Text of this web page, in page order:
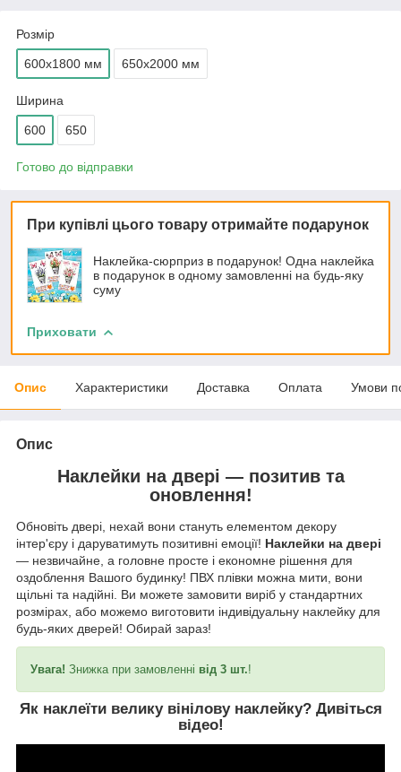
Розмір
600х1800 мм 650х2000 мм
Ширина
600 650
Готово до відправки
При купівлі цього товару отримайте подарунок
Наклейка-сюрприз в подарунок! Одна наклейка
в подарунок в одному замовленні на будь-яку
суму
Приховати
Опис Характеристики Доставка Оплата Умови
Опис
Наклейки на двері — позитив та
оновлення!
Обновіть двері, нехай вони стануть елементом декору
інтер'єру і даруватимуть позитивні емоції! Наклейки на двері
— незвичайне, а головне просте і економне рішення для
оздоблення Вашого будинку! ПВХ плівки можна мити, вони
щільні та надійні. Ви можете замовити виріб у стандартних
розмірах, або можемо виготовити індивідуальну наклейку для
будь-яких дверей! Обирай зараз!
Увага! Знижка при замовленні від 3 шт.!
Як наклеїти велику вінілову наклейку? Дивіться
відео!